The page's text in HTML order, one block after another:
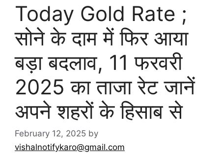
Today Gold Rate ;
सोने के दाम में फिर आया
बड़ा बदलाव, 11 फरवरी
2025 का ताजा रेट जानें
अपने शहरों के हिसाब से
February 12, 2025 by
vishalnotifykaro@gmail.com